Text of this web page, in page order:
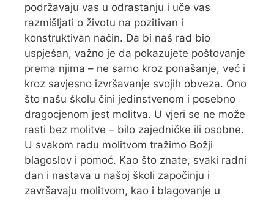
podržavaju vas u odrastanju i uče vas
razmišljati o životu na pozitivan i
konstruktivan način. Da bi naš rad bio
uspješan, važno je da pokazujete poštovanje
prema njima – ne samo kroz ponašanje, već i
kroz savjesno izvršavanje svojih obveza. Ono
što našu školu čini jedinstvenom i posebno
dragocjenom jest molitva. U vjeri se ne može
rasti bez molitve – bilo zajedničke ili osobne.
U svakom radu molitvom tražimo Božji
blagoslov i pomoć. Kao što znate, svaki radni
dan i nastava u našoj školi započinju i
završavaju molitvom, kao i blagovanje u